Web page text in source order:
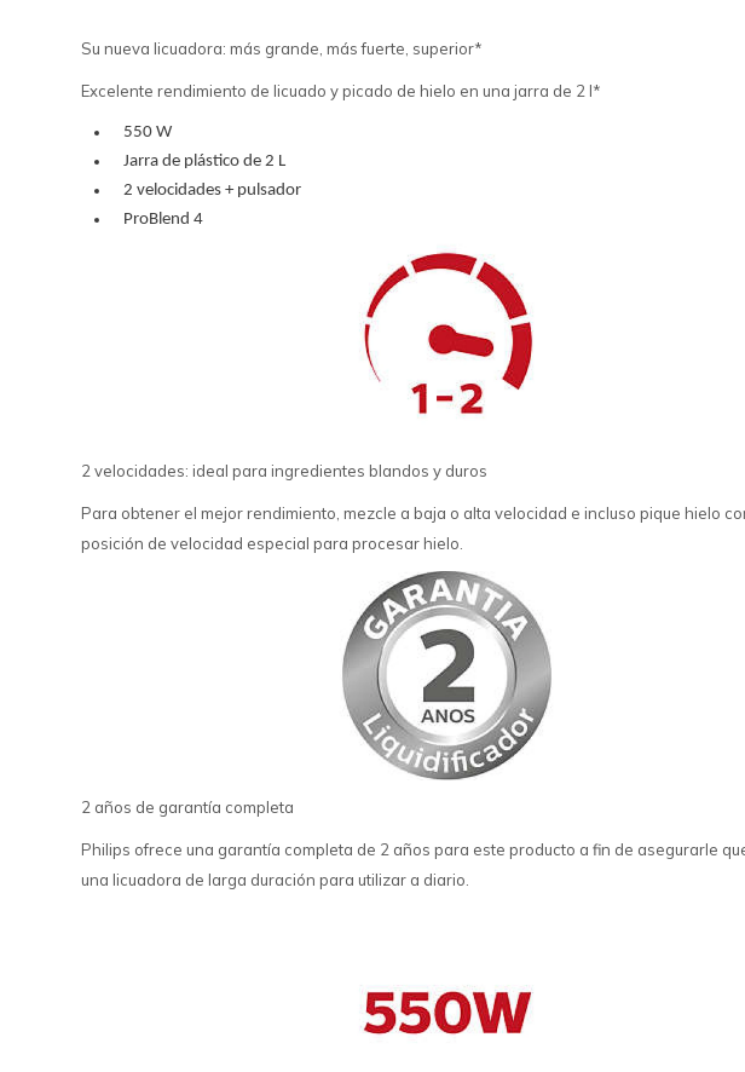
Su nueva licuadora: más grande, más fuerte, superior*
Excelente rendimiento de licuado y picado de hielo en una jarra de 2 l*
550 W
Jarra de plástico de 2 L
2 velocidades + pulsador
ProBlend 4
2 velocidades: ideal para ingredientes blandos y duros
Para obtener el mejor rendimiento, mezcle a baja o alta velocidad e incluso pique hielo
posición de velocidad especial para procesar hielo.
2 años de garantía completa
Philips ofrece una garantía completa de 2 años para este producto a fin de asegurarle
una licuadora de larga duración para utilizar a diario.